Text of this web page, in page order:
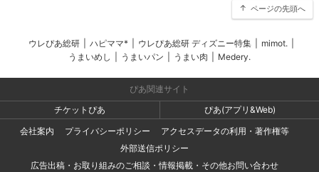
ページの先頭へ
ウレぴあ総研 ハピママ* ウレぴあ総研 ディズニー特集 mimot.
うまいめし
うまいパン うまい肉 Medery.
ぴあ関連サイト
チケットぴあ
ぴあ(アプリ&Web)
会社案内
プライバシーポリシー
アクセスデータの利用・著作権等
外部送信ポリシー
広告出稿・お取り組みのご相談・情報掲載・その他お問い合わせ